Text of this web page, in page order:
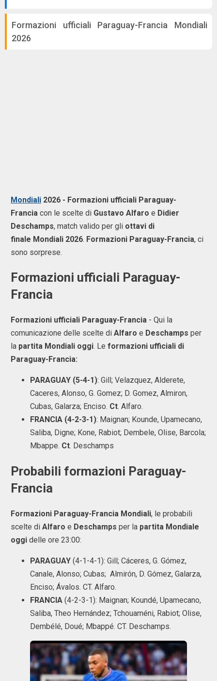
Formazioni ufficiali Paraguay-Francia Mondiali
2026
Mondiali 2026 - Formazioni ufficiali Paraguay-
Francia con le scelte di Gustavo Alfaro e Didier
Deschamps, match valido per gli ottavi di
finale Mondiali 2026. Formazioni Paraguay-Francia, ci
sono sorprese.
Formazioni ufficiali Paraguay-
Francia
Formazioni ufficiali Paraguay-Francia - Qui la
comunicazione delle scelte di Alfaro e Deschamps per
la partita Mondiali oggi. Le formazioni ufficiali di
Paraguay-Francia:
PARAGUAY (5-4-1): Gill; Velazquez, Alderete,
Caceres, Alonso, G. Gomez; D. Gomez, Almiron,
Cubas, Galarza; Enciso. Ct. Alfaro.
FRANCIA (4-2-3-1): Maignan; Kounde, Upamecano,
Saliba, Digne; Kone, Rabiot; Dembele, Olise, Barcola;
Mbappe. Ct. Deschamps
Probabili formazioni Paraguay-
Francia
Formazioni Paraguay-Francia Mondiali, le probabili
scelte di Alfaro e Deschamps per la partita Mondiale
oggi delle ore 23:00:
PARAGUAY (4-1-4-1): Gill; Cáceres, G. Gómez,
Canale, Alonso; Cubas; Almirón, D. Gómez, Galarza,
Enciso; Ávalos. CT. Alfaro.
FRANCIA (4-2-3-1): Maignan; Koundé, Upamecano,
Saliba, Theo Hernández; Tchouaméni, Rabiot; Olise,
Dembélé, Doué; Mbappé. CT. Deschamps.